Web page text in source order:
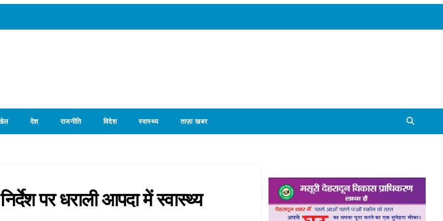
देश राजनीति विदेश स्वास्थ्य ताज़ा खबर
पर धराली आपदा में स्वास्थ्य